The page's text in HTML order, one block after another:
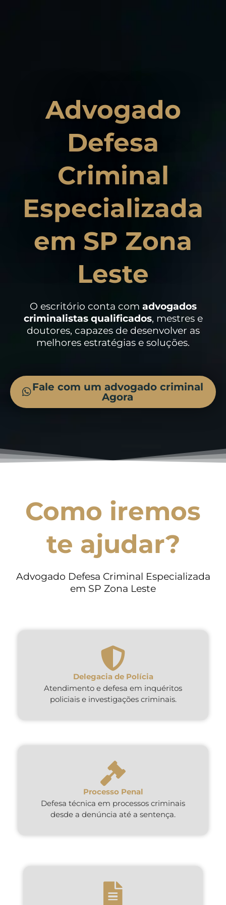
Advogado
Defesa
Criminal
Especializada
em SP Zona
Leste
O escritório conta com advogados
criminalistasqualificados, mestres e
doutores, capazes de desenvolver as
melhores estratégias e soluções.
Fale com um advogado criminal
Agora
Como iremos
te ajudar?
Advogado Defesa Criminal Especializada
em SP Zona Leste
Delegacia de Polícia
Atendimento e defesa em inquéritos
policiais e investigações criminais.
Processo Penal
Defesa técnica em processos criminais
desde a denúncia até a sentença.